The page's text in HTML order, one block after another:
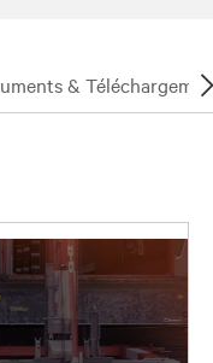
&